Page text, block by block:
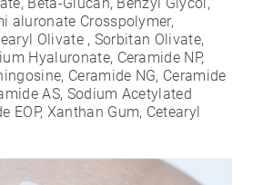
aluronate Crosspolymer,
Olivate , Sorbitan Olivate,
Hyaluronate, Ceramide NP,
Ceramide NG, Ceramide
AS, Sodium Acetylated
EOP, Xanthan Gum, Cetearyl